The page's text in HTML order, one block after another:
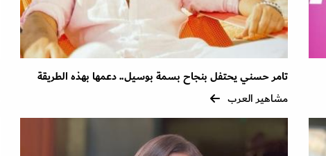
تامر حسني يحتفل بنجاح بسمة بوسيل.. دعمها بهذه الطريقة
مشاهير العرب